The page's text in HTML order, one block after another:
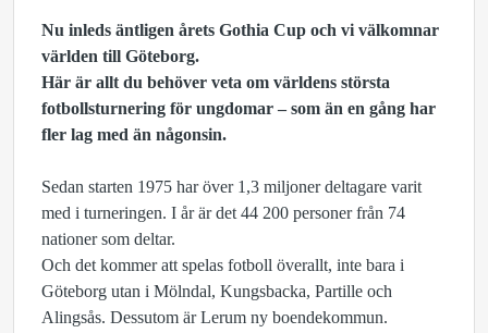
Nu inleds äntligen årets Gothia Cup och vi välkomnar
världen till Göteborg.
Här är allt du behöver veta om världens största
fotbollsturnering för ungdomar – som än en gång har
fler lag med än någonsin.
Sedan starten 1975 har över 1,3 miljoner deltagare varit
med i turneringen. I år är det 44 200 personer från 74
nationer som deltar.
Och det kommer att spelas fotboll överallt, inte bara i
Göteborg utan i Mölndal, Kungsbacka, Partille och
Alingsås. Dessutom är Lerum ny boendekommun.